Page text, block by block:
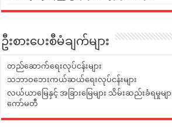
ဦးစားပေးစီမံချက်များ
တည်ဆောက်ရေးလုပ်ငန်းများ
သဘာဝဘေးကယ်ဆယ်ရေးလုပ်ငန်းများ
လယ်ယာမြေနှင့် အခြားမြေများ သိမ်းဆည်းခံရမှုမျ
ကော်မတီ